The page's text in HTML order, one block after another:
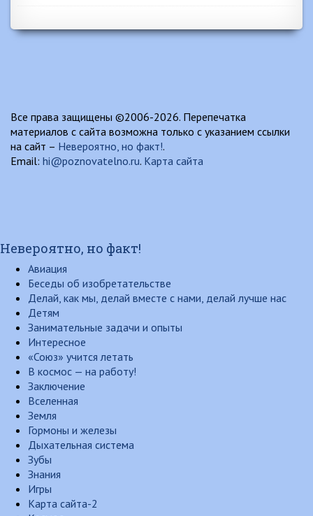
Все права защищены ©2006-2026. Перепечатка
материалов с сайта возможна только с указанием ссылки
на сайт – Невероятно, но факт!.
Email: hi@poznovatelno.ru. Карта сайта
Невероятно, но факт!
Авиация
Беседы об изобретательстве
Делай, как мы, делай вместе с нами, делай лучше нас
Детям
Занимательные задачи и опыты
Интересное
«Союз» учится летать
В космос — на работу!
Заключение
Вселенная
Земля
Гормоны и железы
Дыхательная система
Зубы
Знания
Игры
Карта сайта-2